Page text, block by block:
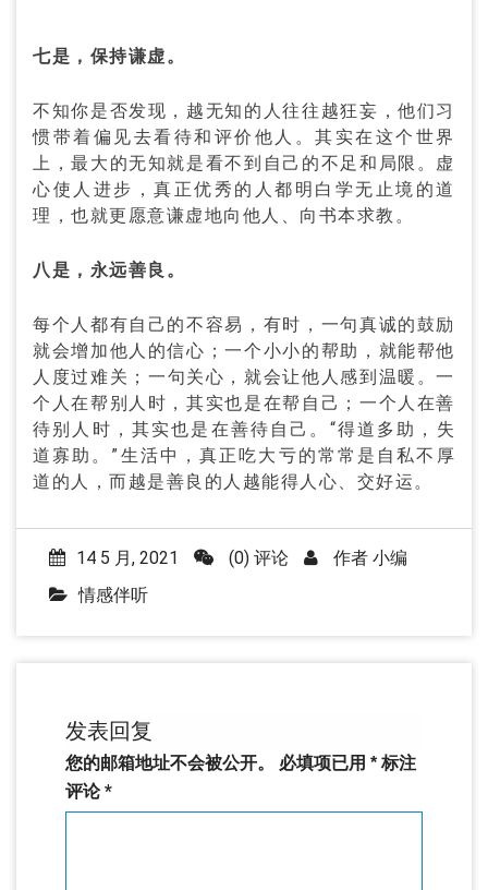
七是，保持谦虚。
不知你是否发现，越无知的人往往越狂妄，他们习
惯带着偏见去看待和评价他人。其实在这个世界
上，最大的无知就是看不到自己的不足和局限。虚
心使人进步，真正优秀的人都明白学无止境的道
理，也就更愿意谦虚地向他人、向书本求教。
八是，永远善良。
每个人都有自己的不容易，有时，一句真诚的鼓励
就会增加他人的信心；一个小小的帮助，就能帮他
人度过难关；一句关心，就会让他人感到温暖。一
个人在帮别人时，其实也是在帮自己；一个人在善
待别人时，其实也是在善待自己。“得道多助，失
道寡助。”生活中，真正吃大亏的常常是自私不厚
道的人，而越是善良的人越能得人心、交好运。
14 5 月, 2021 (0) 评论 作者 小编
情感伴听
发表回复
您的邮箱地址不会被公开。 必填项已用 * 标注
评论*